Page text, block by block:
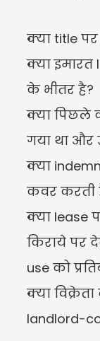
क्या title पर
क्या इमारत
के भीतर है?
क्या पिछले
गया था और
क्या
कवर करती
क्या lease
किराये पर
use को
क्या
landlord-